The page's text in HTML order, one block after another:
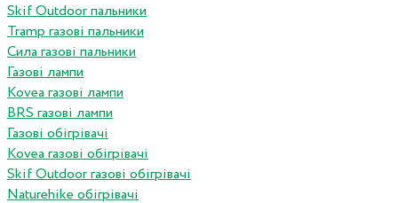
Skif Outdoor пальники
Tramp газові пальники
Сила газові пальники
Газові лампи
Kovea газові лампи
BRS газові лампи
Газові обігрівачі
Kovea газові обігрівачі
Skif Outdoor газові обігрівачі
Naturehike обігрівачі